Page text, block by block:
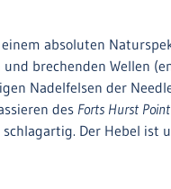
absoluten
brechenden Wellen
Nadelfelsen der
des Forts Hurst Point
Der Hebel ist